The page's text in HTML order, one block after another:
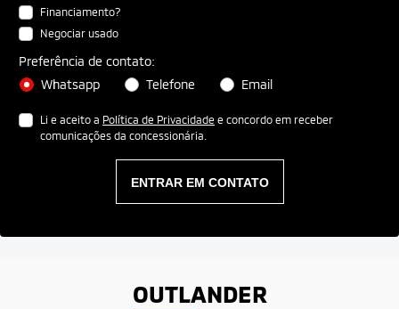
Financiamento?
Negociar usado
Preferência de contato:
Whatsapp
Telefone Email
Li e aceito a Política de Privacidade e concordo em receber
comunicações da concessionária.
ENTRAR EM CONTATO
OUTLANDER